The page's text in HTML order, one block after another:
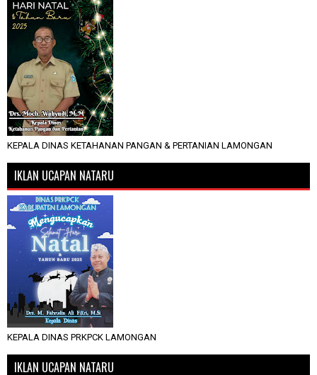
KEPALA DINAS KETAHANAN PANGAN & PERTANIAN LAMONGAN
IKLAN UCAPAN NATARU
KEPALA DINAS PRKPCK LAMONGAN
IKLAN UCAPAN NATARU